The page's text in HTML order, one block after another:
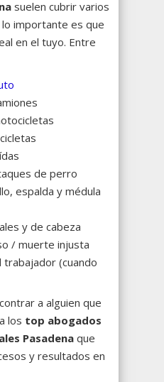
suelen cubrir varios
importante es que
en el tuyo. Entre
de perro
espalda y médula
y de cabeza
/ muerte injusta
trabajador (cuando
a alguien que
los top abogados
Pasadena que
y resultados en